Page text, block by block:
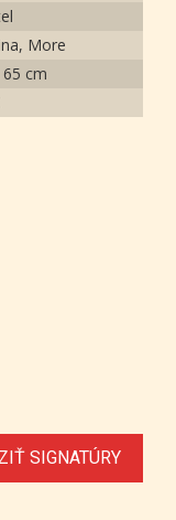
More
65 cm
SIGNATÚRY